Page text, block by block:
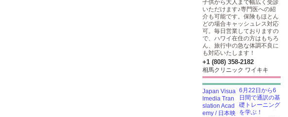
子供から大人まで幅広く受診
いただけます♪専門医への紹
介も可能です。保険もほとん
どの場合キャッシュレス対応
可。毎日営業しておりますの
で、ハワイ在住の方はもちろ
ん、旅行中の急な体調不良に
も対応いたします！
+1 (808) 358-2182
相馬クリニック ワイキキ
6月22日から6
日間で通訳の基
礎トレーニング
を学ぶ！